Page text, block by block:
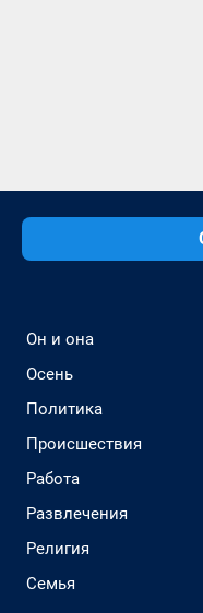
Он и она
Осень
Политика
Происшествия
Работа
Развлечения
Религия
Семья